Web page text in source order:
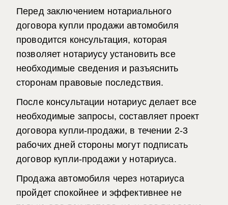
Перед заключением нотариального
договора купли продажи автомобиля
проводится консультация, которая
позволяет нотариусу установить все
необходимые сведения и разъяснить
сторонам правовые последствия.
После консультации нотариус делает все
необходимые запросы, составляет проект
договора купли-продажи, в течении 2-3
рабочих дней стороны могут подписать
договор купли-продажи у нотариуса.
Продажа автомобиля через нотариуса
пройдет спокойнее и эффективнее не